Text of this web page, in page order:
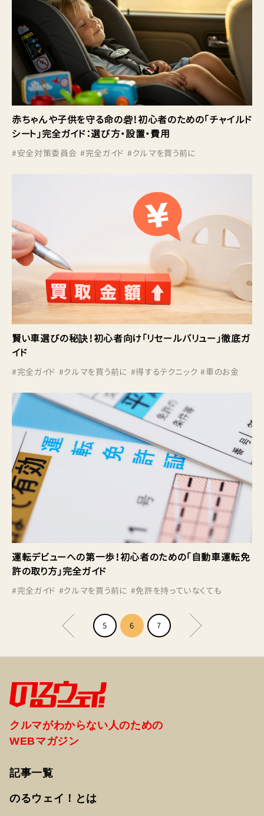
赤ちゃんや子供を守る命の砦！初心者のための「チャイルド
シート」完全ガイド：選び方・設置・費用
#安全対策委員会 #完全ガイド #クルマを買う前に
賢い車選びの秘訣！初心者向け「リセールバリュー」徹底ガ
イド
#完全ガイド #クルマを買う前に #得するテクニック #車のお金
運転デビューへの第一歩！初心者のための「自動車運転免
許の取り方」完全ガイド
#完全ガイド #クルマを買う前に #免許を持っていなくても
5 6 7
クルマがわからない人のための
WEBマガジン
記事一覧
のるウェイ！とは